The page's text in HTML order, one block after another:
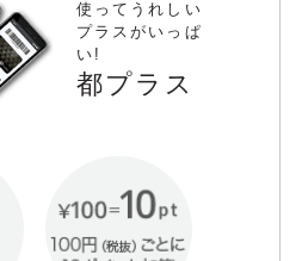
使ってうれしい
プラスがいっぱ
い!
都プラス